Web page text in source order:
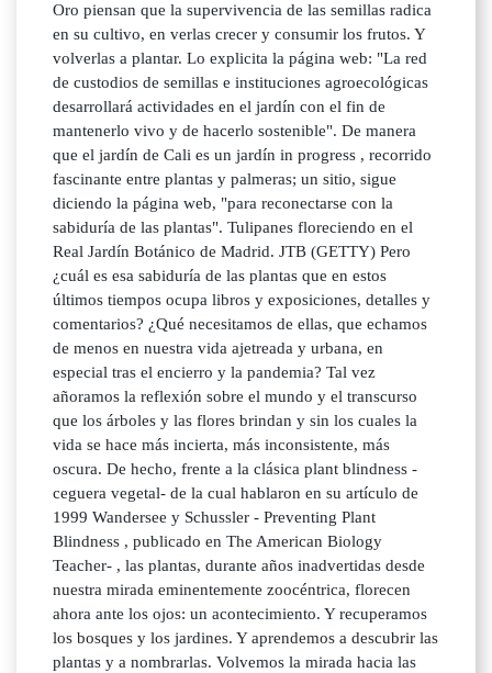
Oro piensan que la supervivencia de las semillas radica
en su cultivo, en verlas crecer y consumir los frutos. Y
volverlas a plantar. Lo explicita la página web: "La red
de custodios de semillas e instituciones agroecológicas
desarrollará actividades en el jardín con el fin de
mantenerlo vivo y de hacerlo sostenible". De manera
que el jardín de Cali es un jardín in progress , recorrido
fascinante entre plantas y palmeras; un sitio, sigue
diciendo la página web, "para reconectarse con la
sabiduría de las plantas". Tulipanes floreciendo en el
Real Jardín Botánico de Madrid. JTB (GETTY) Pero
¿cuál es esa sabiduría de las plantas que en estos
últimos tiempos ocupa libros y exposiciones, detalles y
comentarios? ¿Qué necesitamos de ellas, que echamos
de menos en nuestra vida ajetreada y urbana, en
especial tras el encierro y la pandemia? Tal vez
añoramos la reflexión sobre el mundo y el transcurso
que los árboles y las flores brindan y sin los cuales la
vida se hace más incierta, más inconsistente, más
oscura. De hecho, frente a la clásica plant blindness -
ceguera vegetal- de la cual hablaron en su artículo de
1999 Wandersee y Schussler - Preventing Plant
Blindness , publicado en The American Biology
Teacher- , las plantas, durante años inadvertidas desde
nuestra mirada eminentemente zoocéntrica, florecen
ahora ante los ojos: un acontecimiento. Y recuperamos
los bosques y los jardines. Y aprendemos a descubrir las
plantas y a nombrarlas. Volvemos la mirada hacia las